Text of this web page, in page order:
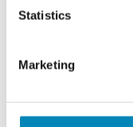
Statistics
Marketing